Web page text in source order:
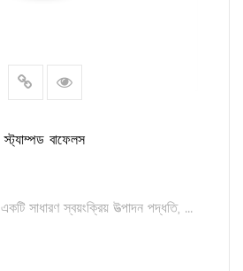
স্ট্যাম্পড বাফেলস
সাধারণ স্বয়ংক্রিয় উত্পাদন পদ্ধতি, ...